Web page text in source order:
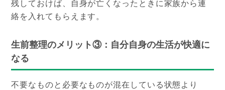
残しておけば、自身が亡くなったときに家族から連
絡を入れてもらえます。
生前整理のメリット③：自分自身の生活が快適に
なる
不要なものと必要なものが混在している状態より